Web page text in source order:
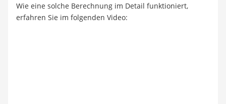
Wie eine solche Berechnung im Detail funktioniert,
erfahren Sie im folgenden Video: